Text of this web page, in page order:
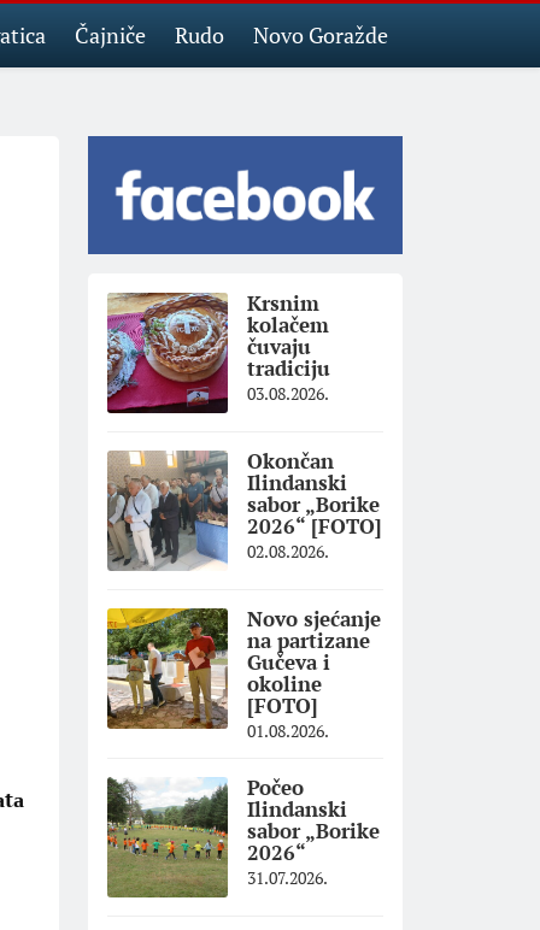
Čajniče Rudo Novo Goražde
Krsnim
kolačem
čuvaju
tradiciju
03.08.2026.
Okončan
Ilindanski
sabor „Borike
2026“ [FOTO]
02.08.2026.
Novo sjećanje
na partizane
Gučeva i
okoline
[FOTO]
01.08.2026.
Počeo
Ilindanski
sabor „Borike
2026“
31.07.2026.